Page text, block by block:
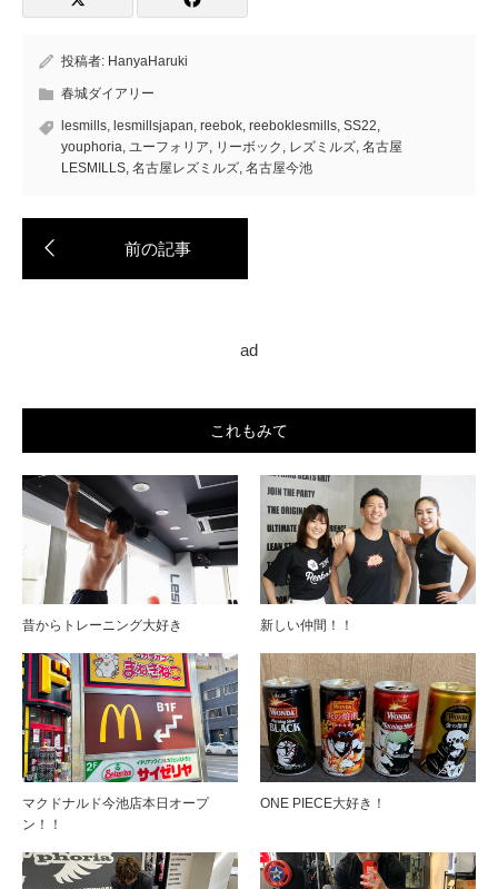
投稿者: HanyaHaruki
春城ダイアリー
lesmills lesmillsjapan reebok reeboklesmills SS22
youphoria
ユーフォリア リーボック レズミルズ 名古屋
LESMILLS 名古屋レズミルズ 名古屋今池
ad
これもみて
昔からトレーニング大好き 新しい仲間！！
マクドナルド今池店本日オープ
ン！！
ONE PIECE大好き！